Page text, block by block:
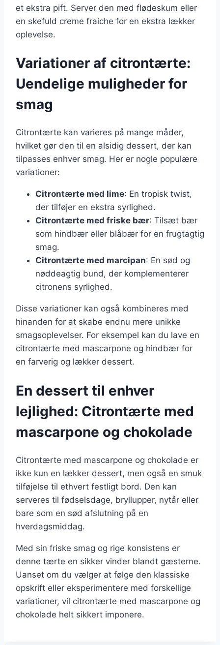
et ekstra pift. Server den med flødeskum eller
en skefuld creme fraiche for en ekstra lækker
oplevelse.
Variationer af citrontærte:
Uendelige muligheder for
smag
Citrontærte kan varieres på mange måder,
hvilket gør den til en alsidig dessert, der kan
tilpasses enhver smag. Her er nogle populære
variationer:
Citrontærte med lime: En tropisk twist,
der tilføjer en ekstra syrlighed.
Citrontærte med friske bær: Tilsæt bær
som hindbær eller blåbær for en frugtagtig
smag.
Citrontærte med marcipan: En sød og
nøddeagtig bund, der komplementerer
citronens syrlighed.
Disse variationer kan også kombineres med
hinanden for at skabe endnu mere unikke
smagsoplevelser. For eksempel kan du lave en
citrontærte med mascarpone og hindbær for
en farverig og lækker dessert.
En dessert til enhver
lejlighed: Citrontærte med
mascarpone og chokolade
Citrontærte med mascarpone og chokolade er
ikke kun en lækker dessert, men også en smuk
tilføjelse til ethvert festligt bord. Den kan
serveres til fødselsdage, bryllupper, nytår eller
bare som en sød afslutning på en
hverdagsmiddag.
Med sin friske smag og rige konsistens er
denne tærte en sikker vinder blandt gæsterne.
Uanset om du vælger at følge den klassiske
opskrift eller eksperimentere med forskellige
variationer, vil citrontærte med mascarpone og
chokolade helt sikkert imponere.